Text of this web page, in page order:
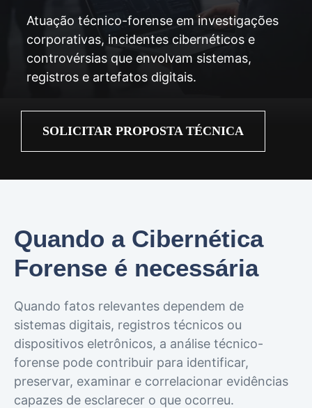
Atuação técnico-forense em investigações
corporativas, incidentes cibernéticos e
controvérsias que envolvam sistemas,
registros e artefatos digitais.
SOLICITAR PROPOSTA TÉCNICA
Quando a Cibernética
Forense é necessária
Quando fatos relevantes dependem de
sistemas digitais, registros técnicos ou
dispositivos eletrônicos, a análise técnico-
forense pode contribuir para identificar,
preservar, examinar e correlacionar evidências
capazes de esclarecer o que ocorreu.